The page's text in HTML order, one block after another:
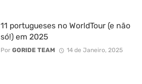
11 portugueses no WorldTour (e não
só!) em 2025
Por GORIDE TEAM 14 de Janeiro, 2025